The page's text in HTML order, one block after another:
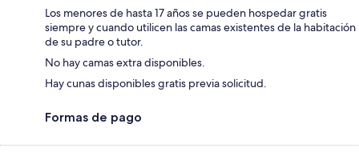
Los menores de hasta 17 años se pueden hospedar gratis
siempre y cuando utilicen las camas existentes de la habitación
de su padre o tutor.
No hay camas extra disponibles.
Hay cunas disponibles gratis previa solicitud.
Formas de pago